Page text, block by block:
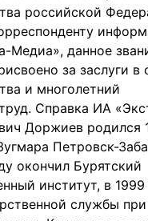
российской
Медиа», данное
за заслуги в
и многолетний
Справка ИА
Доржиев родился
Петровск-
окончил Бурятский
институт, в 1999
службы